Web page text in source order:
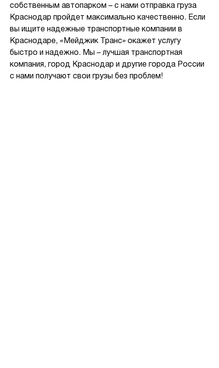
собственным автопарком – с нами отправка груза
Краснодар пройдет максимально качественно. Если
вы ищите надежные транспортные компании в
Краснодаре, «Мейджик Транс» окажет услугу
быстро и надежно. Мы – лучшая транспортная
компания, город Краснодар и другие города России
с нами получают свои грузы без проблем!